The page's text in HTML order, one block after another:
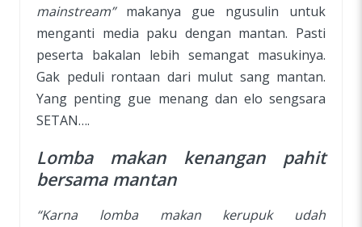
mainstream” makanya gue ngusulin untuk
menganti media paku dengan mantan. Pasti
peserta bakalan lebih semangat masukinya.
Gak peduli rontaan dari mulut sang mantan.
Yang penting gue menang dan elo sengsara
SETAN….
Lomba makan kenangan pahit
bersama mantan
“Karna lomba makan kerupuk udah